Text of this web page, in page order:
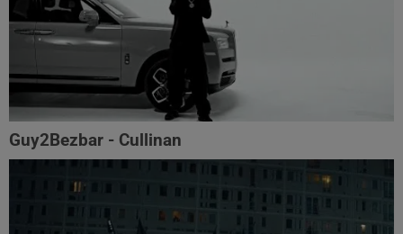
Guy2Bezbar - Cullinan